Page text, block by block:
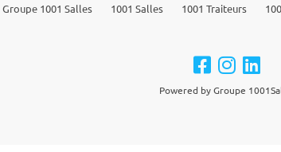
Groupe 1001 Salles
1001 Salles 1001 Traiteurs
Powered by Groupe